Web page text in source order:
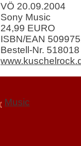
VÖ 20.09.2004
Sony Music
24,99 EURO
ISBN/EAN
Bestell-Nr. 518018
Music